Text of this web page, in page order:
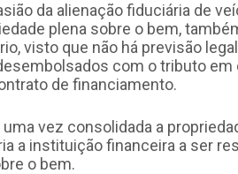
da alienação fiduciária de
plena sobre o bem,
visto que não há previsão
com o tributo em
de financiamento.
vez consolidada a
a instituição financeira a ser
o bem.